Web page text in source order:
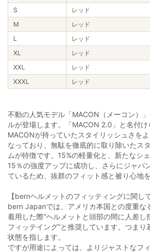
S
レッド
M
レッド
L
レッド
XL
レッド
XXL
レッド
XXXL
レッド
不動の人気モデル「MACON（メーコン）
ルが登場します。「MACON 2.0」と名付
MACONが持っていたスタイリッシュさを
なっており、無駄を徹底的に取り除いたス
ムが特徴です。15%の軽量化と、新たなシ
15％の強度アップに成功し、さらにジャパ
ているため、抜群のフィット感と被り心地
【bernヘルメットのフィッティングに関して
bern Japanでは、アメリカ本国との度重な
着用した際“ヘルメットと頭部の間に人差し
フィッテイング”と推奨しています。つまり
状態を指します。
ですが用途によっては、よりジャストなフ